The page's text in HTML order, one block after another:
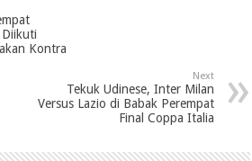
Kontra
Next
Tekuk Udinese, Inter Milan
Versus Lazio di Babak Perempat
Final Coppa Italia